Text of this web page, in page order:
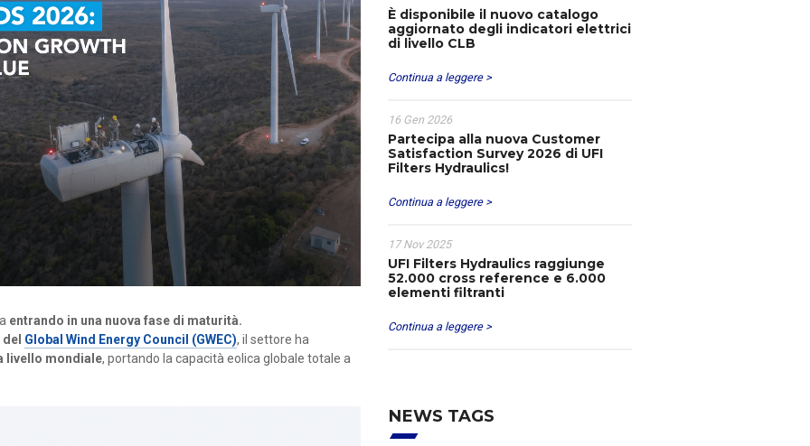
entrando in una nuova fase di maturità.
del Global Wind Energy Council (GWEC), il settore ha
livello mondiale, portando la capacità eolica globale totale a
È disponibile il nuovo catalogo
aggiornato degli indicatori elettrici
di livello CLB
Continua a leggere >
16 Gen 2026
Partecipa alla nuova Customer
Satisfaction Survey 2026 di UFI
Filters Hydraulics!
Continua a leggere >
17 Nov 2025
UFI Filters Hydraulics raggiunge
52.000 cross reference e 6.000
elementi filtranti
Continua a leggere >
NEWS TAGS